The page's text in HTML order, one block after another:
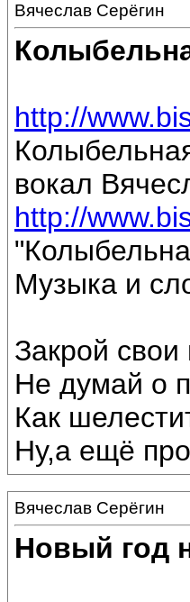
Вячеслав Серёгин
http://
вокал
http://
Музыка и
Закрой
Не думай о
Как
Ну,а ещё
Вячеслав Серёгин
Новый год